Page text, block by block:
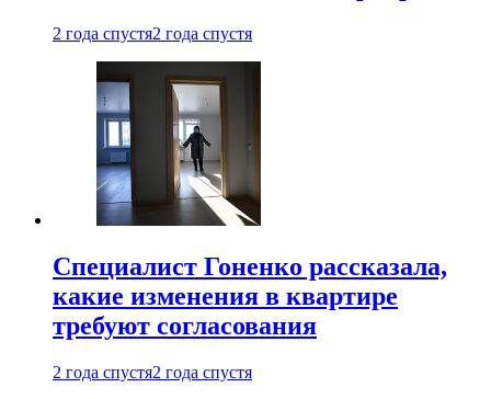
2 года спустя2 года спустя
Специалист Гоненко рассказала,
какие изменения в квартире
требуют согласования
2 года спустя2 года спустя